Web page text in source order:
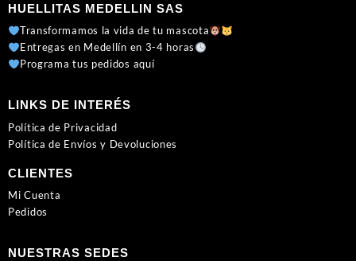
HUELLITAS MEDELLIN SAS
Transformamos la vida de tu mascota
Entregas en Medellín en 3-4 horas
Programa tus pedidos aquí
LINKS DE INTERÉS
Política de Privacidad
Política de Envíos y Devoluciones
CLIENTES
Mi Cuenta
Pedidos
NUESTRAS SEDES